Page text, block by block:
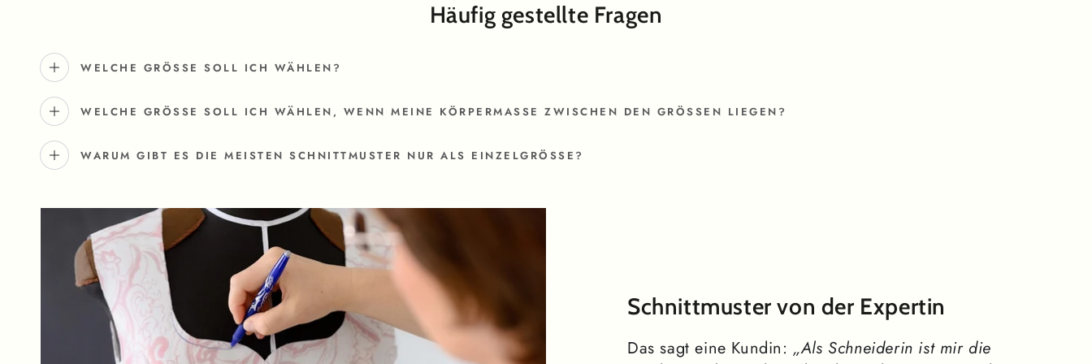
Häufig gestellte Fragen
WELCHE GRÖSSE SOLL ICH WÄHLEN?
WELCHE GRÖSSE SOLL ICH WÄHLEN, WENN MEINE KÖRPERMASSE ZWISCHEN DEN GRÖSSEN LIEGEN?
WARUM GIBT ES DIE MEISTEN SCHNITTMUSTER NUR ALS EINZELGRÖSSE?
Schnittmuster von der Expertin
Das sagt eine Kundin: „Als Schneiderin ist mir die